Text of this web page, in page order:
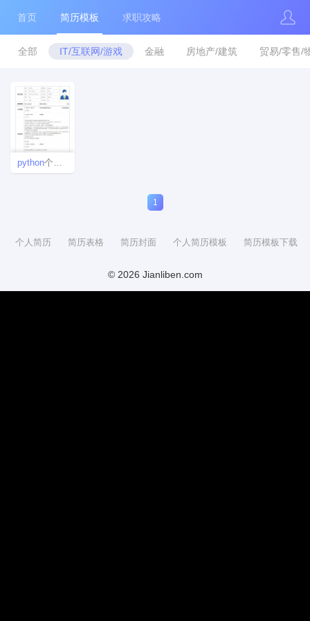
首页 简历模板 求职攻略
全部 IT/互联网/游戏 金融 房地产/建筑 贸易/零售/
python个人简历表免费下载
1
个人简历 简历表格 简历封面 个人简历模板 简历模板下载
© 2026 Jianliben.com